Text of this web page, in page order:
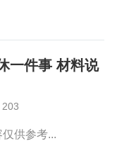
一件事 材料说
203
供参考...